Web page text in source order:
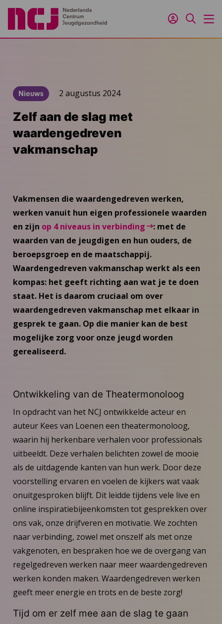
Inloggen
Zoeken
Nieuws 2 augustus 2024
Zelf aan de slag met
waardengedreven
vakmanschap
Vakmensen die waardengedreven werken,
werken vanuit hun eigen professionele waarden
en zijn op 4 niveaus in verbinding
: met de
waarden van de jeugdigen en hun ouders, de
beroepsgroep en de maatschappij.
Waardengedreven vakmanschap werkt als een
kompas: het geeft richting aan wat je te doen
staat. Het is daarom cruciaal om over
waardengedreven vakmanschap met elkaar in
gesprek te gaan. Op die manier kan de best
mogelijke zorg voor onze jeugd worden
gerealiseerd.
Ontwikkeling van de Theatermonoloog
In opdracht van het NCJ ontwikkelde acteur en
auteur Kees van Loenen een theatermonoloog,
waarin hij herkenbare verhalen voor professionals
uitbeeldt. Deze verhalen belichten zowel de mooie
als de uitdagende kanten van hun werk. Door deze
voorstelling ervaren en voelen de kijkers wat vaak
onuitgesproken blijft. Dit leidde tijdens vele live en
online inspiratiebijeenkomsten tot gesprekken over
ons vak, onze drijfveren en motivatie. We zochten
naar verbinding, zowel met onszelf als met onze
vakgenoten, en bespraken hoe we de overgang van
regelgedreven werken naar meer waardengedreven
werken konden maken. Waardengedreven werken
geeft meer energie en trots en de beste zorg!
Tijd om er zelf mee aan de slag te gaan